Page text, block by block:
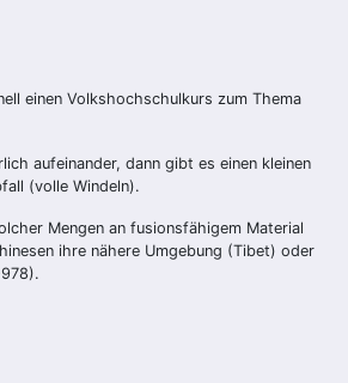
einen Volkshochschulkurs zum Thema
aufeinander, dann gibt es einen kleinen
(volle Windeln).
Mengen an fusionsfähigem Material
ihre nähere Umgebung (Tibet) oder